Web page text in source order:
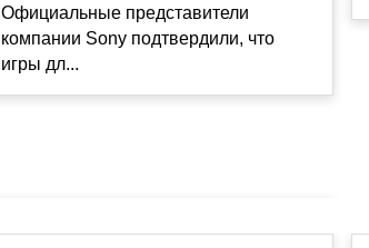
Официальные представители
компании Sony подтвердили, что
игры дл...